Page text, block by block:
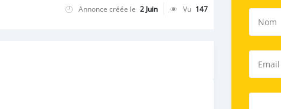
Annonce créée le 2 Juin Vu 147
Nom
Email